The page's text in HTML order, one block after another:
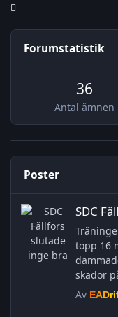
Forumstatistik
Antal ämnen
36
Poster
SDC Fällfors slutade
SDC
topp 16
skador
diskade
från
Av